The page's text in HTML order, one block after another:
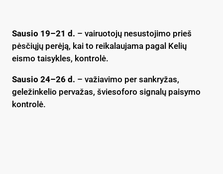
Sausio 19–21 d. – vairuotojų nesustojimo prieš
pėsčiųjų perėją, kai to reikalaujama pagal Kelių
eismo taisykles, kontrolė.
Sausio 24–26 d. – važiavimo per sankryžas,
geležinkelio pervažas, šviesoforo signalų paisymo
kontrolė.